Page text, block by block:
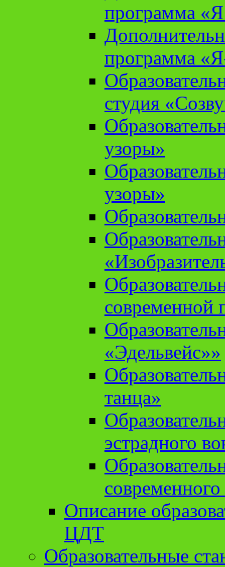
программа «Я
программа
студия
узоры»
узоры»
современной
«Эдельвейс»»
танца»
эстрадного
Описание
ЦДТ
Образовательные